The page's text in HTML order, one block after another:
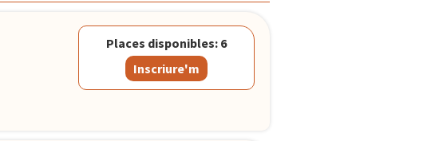
Places disponibles: 6
Inscriure'm